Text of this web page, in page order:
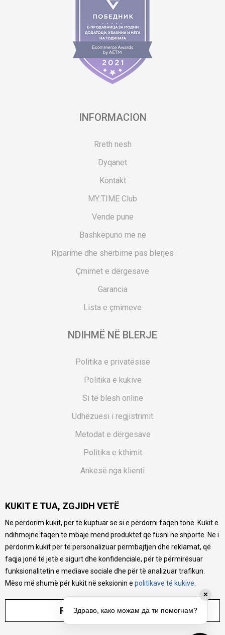
INFORMACION
Rreth nesh
Dyqanet
Kontakt
MY:TIME Club
Vende pune
Bashkëpuno me ne
Riparime dhe shërbime pas blerjes
Çmimet e dërgesave
Garancia
Lista e çmimeve
NDIHMË NË BLERJE
Politika e privatësisë
Politika e kukive
Si të blesh online
Udhëzuesi i regjistrimit
Metodat e dërgesave
Politika e kthimit
Ankesë nga klienti
Pyetjet më të shpeshta
Ne bëjmë çmos që të ofrojmë një përshkrim sa më të saktë
të produkteve tona, ofrojmë edhe foto e çmimin, por nuk
mund të garantojmë që informacioni është i plotë e pa
gabime. Të gjitha produktet janë pjesë e portfolios sonë, por
kjo nuk do të thotë se janë në gjendje në çdo çast.
KUKIT E TUA, ZGJIDH VETË
Ne përdorim kukit, për të kuptuar se si e përdorni faqen tonë. Kukit e
ndihmojnë faqen të mbajë mend produktet që fusni në shportë. Ne i
përdorim kukit për të personalizuar përmbajtjen dhe reklamat, që
faqja jonë të jetë e sigurt dhe konfidenciale, për të përmirësuar
funksionalitetin e mediave sociale dhe për të analizuar trafikun.
Mëso më shumë për kukit në seksionin e politikave të kukive
RREGULLO PARAMETRAT
✕
Здраво, како можам да ти помогнам?